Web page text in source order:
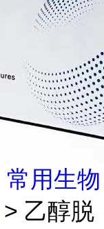
常用生物
> 乙醇脱